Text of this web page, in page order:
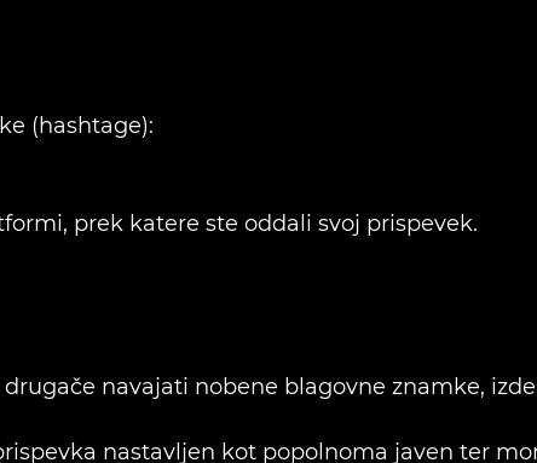
(hashtage):
prek katere ste oddali svoj prispevek.
navajati nobene blagovne znamke,
nastavljen kot popolnoma javen ter